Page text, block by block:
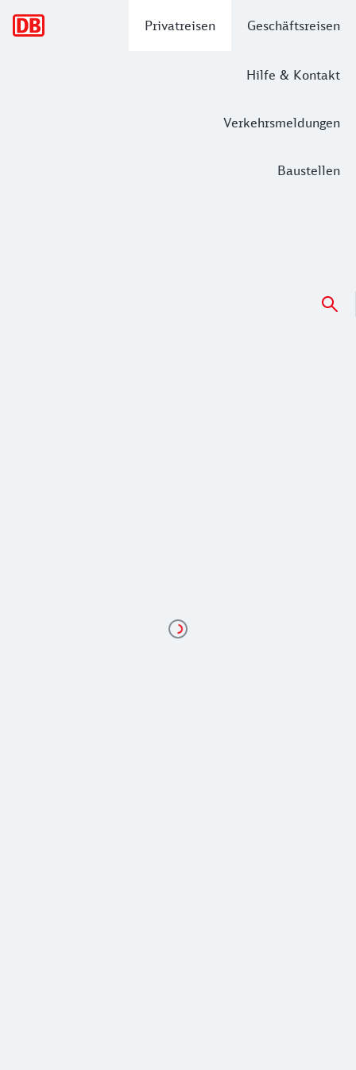
Privatreisen Geschäftsreisen
Hilfe & Kontakt
Verkehrsmeldungen
Baustellen